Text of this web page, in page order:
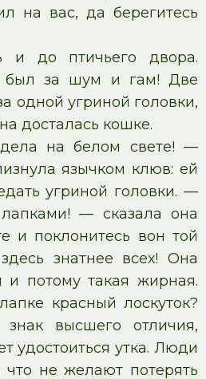
на вас, да берегитесь
и до птичьего двора.
был за шум и гам! Две
одной угриной головки,
досталась кошке.
на белом свете! —
язычком клюв: ей
угриной головки. —
— сказала она
и поклонитесь вон той
знатнее всех! Она
и потому такая жирная.
красный лоскуток?
высшего отличия,
удостоиться утка. Люди
не желают потерять